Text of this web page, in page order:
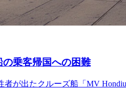
乗客帰国への困難
が出たクルーズ船「MV